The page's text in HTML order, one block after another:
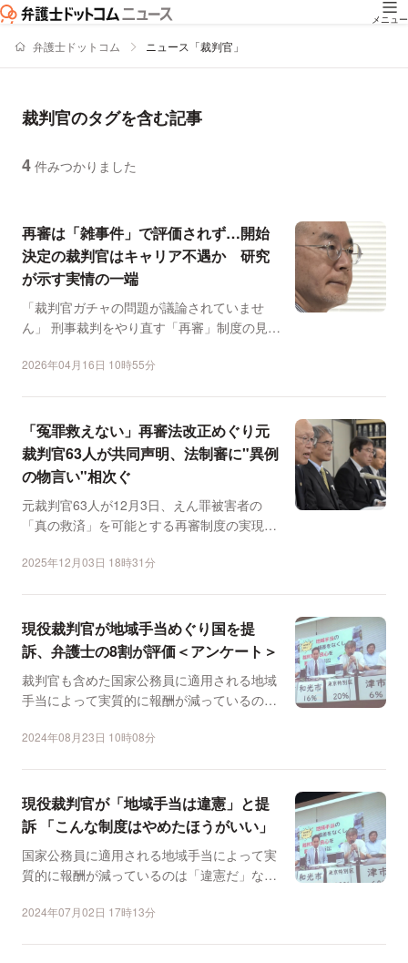
メニュー
弁護士ドットコム ニュース「裁判官」
裁判官のタグを含む記事
4 件みつかりました
再審は「雑事件」で評価されず…開始
決定の裁判官はキャリア不遇か 研究
が示す実情の一端
「裁判官ガチャの問題が議論されていませ
ん」 刑事裁判をやり直す「再審」制度の見直
2026年04月16日 10時55分
「冤罪救えない」再審法改正めぐり元
裁判官63人が共同声明、法制審に"異例
の物言い"相次ぐ
元裁判官63人が12月3日、えん罪被害者の
「真の救済」を可能とする再審制度の実現を
2025年12月03日 18時31分
現役裁判官が地域手当めぐり国を提
訴、弁護士の8割が評価＜アンケート＞
裁判官も含めた国家公務員に適用される地域
手当によって実質的に報酬が減っているのは
2024年08月23日 10時08分
現役裁判官が「地域手当は違憲」と提
訴 「こんな制度はやめたほうがいい」
国家公務員に適用される地域手当によって実
質的に報酬が減っているのは「違憲だ」など
2024年07月02日 17時13分